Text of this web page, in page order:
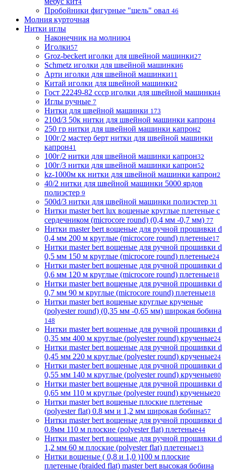
4
Пробойники фигурные "щель" овал 46
Молния курточная
Нитки иглы
Наконечник на молнию4
Иголки57
Groz-beckert иголки для швейной машинки27
Schmetz иголки для швейной машинки6
Арти иголки для швейной машинки11
Китай иголки для швейной машинки2
Гост 22249-82 ссср иголки для швейной машинки4
Иглы ручные 7
Нитки для швейной машинки 173
210d/3 50к нитки для швейной машинки капрон4
250 гр нитки для швейной машинки капрон2
100г/2 мастер берт нитки для швейной машинки
капрон41
100г/2 нитки для швейной машинки капрон32
100г/3 нитки для швейной машинки капрон52
kz-1000м кк нитки для швейной машинки капрон2
40/2 нитки для швейной машинки 5000 ярдов
полиэстер 9
500d/3 нитки для швейной машинки полиэстер 31
Нитки master bert lux вощеные круглые плетеные с
сердечником (microcore round) (0,4 мм -0,7 мм) 77
Нитки master bert вощеные для ручной прошивки d
0,4 мм 200 м круглые (microcore round) плетеные17
Нитки master bert вощеные для ручной прошивки d
0,5 мм 150 м круглые (microcore round) плетеные24
Нитки master bert вощеные для ручной прошивки d
0,6 мм 120 м круглые (microcore round) плетеные18
Нитки master bert вощеные для ручной прошивки d
0,7 мм 90 м круглые (microcore round) плетеные18
Нитки master bert вощеные круглые крученые
(polyester round) (0,35 мм -0,65 мм) широкая бобина
148
Нитки master bert вощеные для ручной прошивки d
0,35 мм 400 м круглые (polyester round) крученые24
Нитки master bert вощеные для ручной прошивки d
0,45 мм 220 м круглые (polyester round) крученые24
Нитки master bert вощеные для ручной прошивки d
0,55 мм 140 м круглые (polyester round) крученые80
Нитки master bert вощеные для ручной прошивки d
0,65 мм 110 м круглые (polyester round) крученые20
Нитки master bert вощеные плоские плетеные
(polyester flat) 0.8 мм и 1,2 мм широкая бобина57
Нитки master bert вощеные для ручной прошивки d
0.8мм 110 м плоские (polyester flat) плетеные44
Нитки master bert вощеные для ручной прошивки d
1,2 мм 60 м плоские (polyester flat) плетеные13
Нитки вощеные ( 0,8 и 1,0 )100 м плоские
плетеные (braided flat) master bert высокая бобина